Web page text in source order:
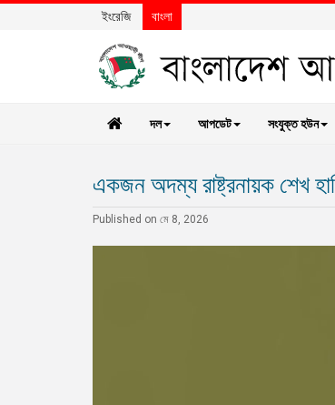
ইংরেজি বাংলা
দল আপডেট সংযুক্ত হউন
একজন অদম্য রাষ্ট্রনায়ক শেখ
Published on মে 8, 2026